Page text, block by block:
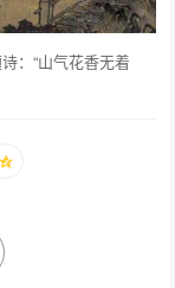
：“山气花香无着